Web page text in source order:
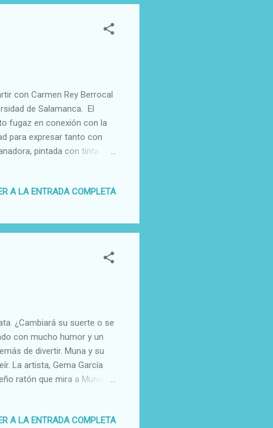
con Carmen Rey Berrocal
de Salamanca. El
fugaz en conexión con la
para expresar tanto con
pintada con tinta
Concurso haiku
A LA ENTRADA COMPLETA
¿Cambiará su suerte o se
con mucho humor y un
de divertir. Muna y su
La artista, Gema García
ratón que mira a Muna.
A LA ENTRADA COMPLETA